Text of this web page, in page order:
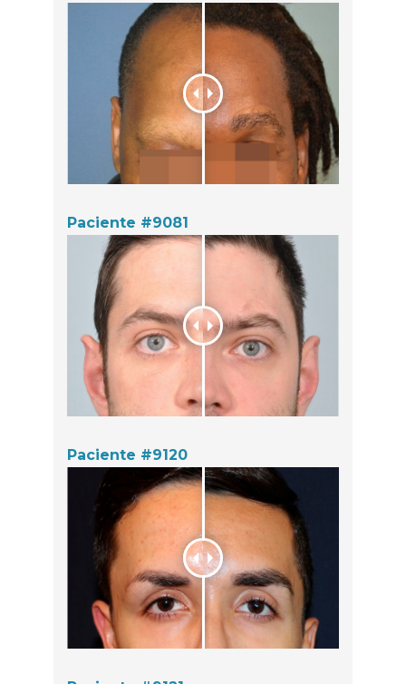
Paciente #9081
Paciente #9120